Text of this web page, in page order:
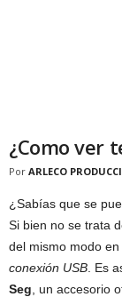
¿Como ver
Por ARLECO
¿Sabías que se
Si bien no se trata
del mismo modo
conexión USB . Es
Seg , un accesorio